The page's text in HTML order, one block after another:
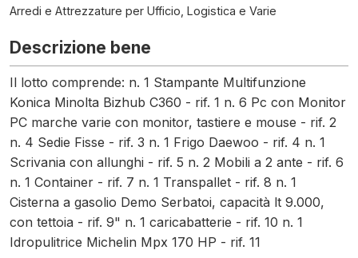
Arredi e Attrezzature per Ufficio, Logistica e Varie
Descrizione bene
Il lotto comprende: n. 1 Stampante Multifunzione
Konica Minolta Bizhub C360 - rif. 1 n. 6 Pc con Monitor
PC marche varie con monitor, tastiere e mouse - rif. 2
n. 4 Sedie Fisse - rif. 3 n. 1 Frigo Daewoo - rif. 4 n. 1
Scrivania con allunghi - rif. 5 n. 2 Mobili a 2 ante - rif. 6
n. 1 Container - rif. 7 n. 1 Transpallet - rif. 8 n. 1
Cisterna a gasolio Demo Serbatoi, capacità lt 9.000,
con tettoia - rif. 9" n. 1 caricabatterie - rif. 10 n. 1
Idropulitrice Michelin Mpx 170 HP - rif. 11